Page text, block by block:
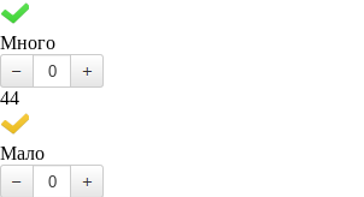
Много
44
Мало